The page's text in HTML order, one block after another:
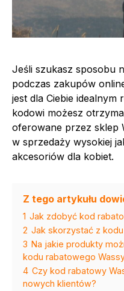
Jeśli szukasz sposobu
podczas zakupów
jest dla Ciebie idealnym
kodowi możesz
oferowane przez sklep
w sprzedaży wysokiej
akcesoriów dla kobiet.
Z tego artykułu
1 Jak zdobyć kod
2 Jak skorzystać z
3 Na jakie produkty
kodu rabatowego
4 Czy kod rabatowy
nowych klientów?